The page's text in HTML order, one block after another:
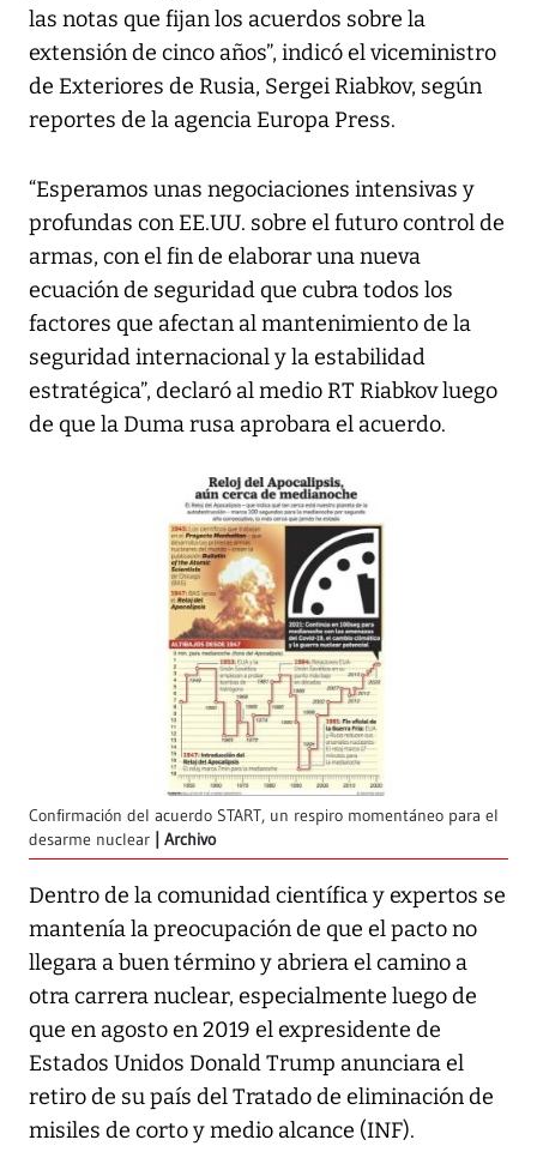
las notas que fijan los acuerdos sobre la
extensión de cinco años”, indicó el viceministro
de Exteriores de Rusia, Sergei Riabkov, según
reportes de la agencia Europa Press.
“Esperamos unas negociaciones intensivas y
profundas con EE.UU. sobre el futuro control de
armas, con el fin de elaborar una nueva
ecuación de seguridad que cubra todos los
factores que afectan al mantenimiento de la
seguridad internacional y la estabilidad
estratégica”, declaró al medio RT Riabkov luego
de que la Duma rusa aprobara el acuerdo.
Confirmación del acuerdo START, un respiro momentáneo para el
desarme nuclear
Archivo
Dentro de la comunidad científica y expertos se
mantenía la preocupación de que el pacto no
llegara a buen término y abriera el camino a
otra carrera nuclear, especialmente luego de
que en agosto en 2019 el expresidente de
Estados Unidos Donald Trump anunciara el
retiro de su país del Tratado de eliminación de
misiles de corto y medio alcance (INF).